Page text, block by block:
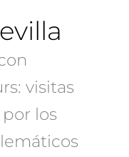
visitas
los